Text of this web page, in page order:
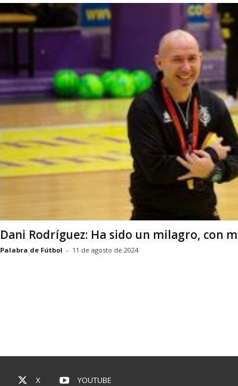
Dani Rodríguez: Ha sido un milagro, con
Palabra de Fútbol - 11 de agosto de 2024
X YOUTUBE